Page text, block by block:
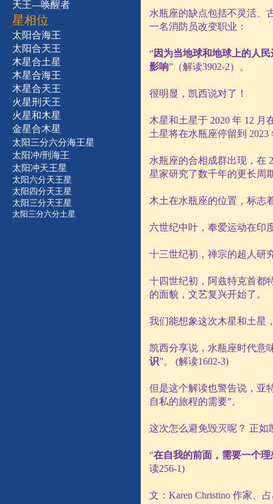
天王---唤醒者
星相位
太阳合海王
太阳合天王
木星合土星
木星合海王
木星合天王
火星刑天王
火星和木星
金星合木星
太阳三分六分海王星
太阳冲/刑海王
太阳冲天王星
太阳六分天王星
太阳四分天王星
太阳三分天王星
太阳三分六分土星
水瓶座的缺点包括不灵活、
一名消防员改变职业：
“因为当地球和地球上的人
影响”（解读3902-2）。
很明显，凯西说对了！
木星和土星于 2020 年 12 月
土星将在水瓶座停留到 2023
水瓶座的合相成群出现，在
星家研究了数千年的更长周
木土在水瓶座的位置，标志
六世纪中叶，奉爱运动在印
十三世纪初，禅宗的超人研
十四世纪初，阿兹特克首都
的面貌，文艺复兴开始了。
我们能想象这次木星和土星
凯西分享说，水瓶座时代意
识”。 (解读1602-3)
但是这个解读也警告说，亚
自私的旅程的需要”。
这次怎么避免毁灭呢？ 正
“在自我的前面，需要一个理
读256-1)
文： Karen Christino 作家、